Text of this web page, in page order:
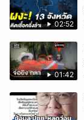
02:52
01:42